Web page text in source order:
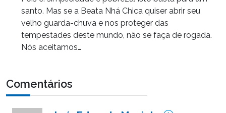
santo. Mas se a Beata Nhá Chica quiser abrir seu
velho guarda-chuva e nos proteger das
tempestades deste mundo, não se faça de rogada.
Nós aceitamos…
Comentários